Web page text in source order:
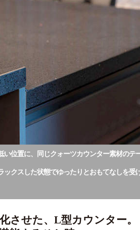
い位置に、同じクォーツカウンター素材のテ
ックスした状態でゆったりとおもてなしを受
させた、L型カウンター。